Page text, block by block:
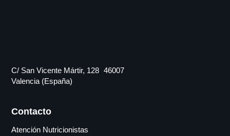
C/ San Vicente Mártir, 128 46007
Valencia (España)
Contacto
Atención Nutricionistas